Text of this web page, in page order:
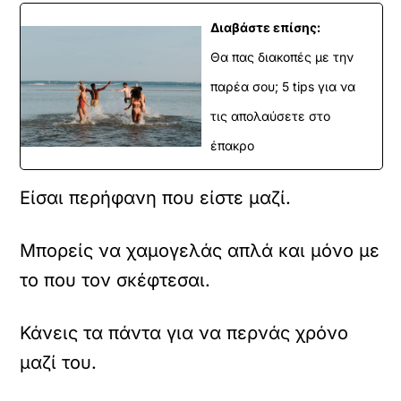
Διαβάστε επίσης:
Θα πας διακοπές με την
παρέα σου; 5 tips για να
τις απολαύσετε στο
έπακρο
Είσαι περήφανη που είστε μαζί.
Μπορείς να χαμογελάς απλά και μόνο με
το που τον σκέφτεσαι.
Κάνεις τα πάντα για να περνάς χρόνο
μαζί του.